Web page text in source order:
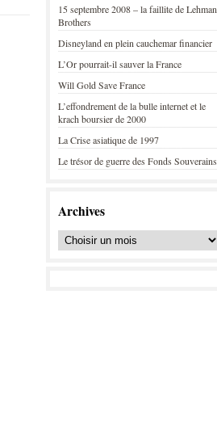
15 septembre 2008 – la faillite de Lehman
Brothers
Disneyland en plein cauchemar financier
L’Or pourrait-il sauver la France
Will Gold Save France
L’effondrement de la bulle internet et le
krach boursier de 2000
La Crise asiatique de 1997
Le trésor de guerre des Fonds Souverains
Archives